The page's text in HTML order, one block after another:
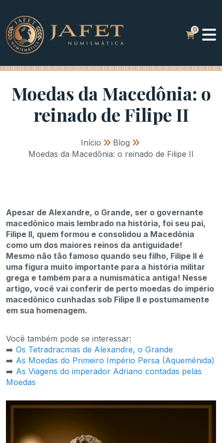
Moedas da Macedônia: o
reinado de Filipe II
Início » Blog »
Moedas da Macedônia: o reinado de Filipe II
Apesar de Alexandre, o Grande, ser o governante
macedônico mais lembrado na história, foi seu pai,
Filipe II, quem formou e consolidou a Macedônia
como um dos maiores reinos da antiguidade!
Mesmo não tão famoso quando seu filho, Filipe II é
uma figura muito importante para a história militar
grega e também para a numismática antiga! Nesse
artigo, você vai conferir de perto moedas do império
macedônico cunhadas sob Filipe II e postumamente
em sua homenagem.
Você também pode se interessar:
➡️ Os Tetradracmas de Alexandre, o Grande
➡️ As Moedas do Primeiro Império Persa (Aquemênida)
➡️ As Viagens do imperador Adriano contadas pelas
Moedas